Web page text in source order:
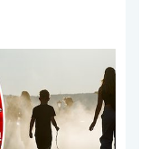
2026
Wschodniej. Ponad